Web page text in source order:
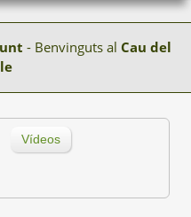
- Benvinguts al Cau del
Vídeos